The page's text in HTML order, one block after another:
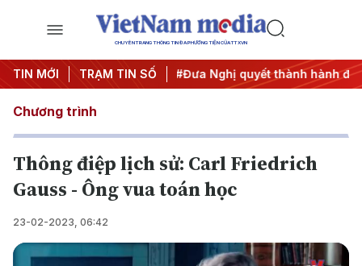
CHUYÊN TRANG THÔNG TIN ĐA PHƯƠNG TIỆN CỦA TTXVN
TIN MỚI TRẠM TIN SỐ
3 #APEC 2027 #Đưa Nghị quyết thành hành động
Chương trình
Thông điệp lịch sử: Carl Friedrich
Gauss - Ông vua toán học
23-02-2023, 06:42